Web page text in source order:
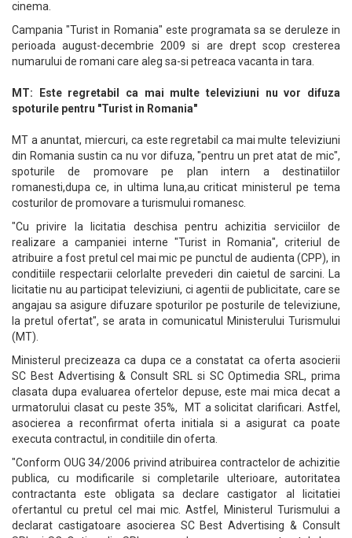
cinema.
Campania "Turist in Romania" este programata sa se deruleze in
perioada august-decembrie 2009 si are drept scop cresterea
numarului de romani care aleg sa-si petreaca vacanta in tara.
MT: Este regretabil ca mai multe televiziuni nu vor difuza
spoturile pentru "Turist in Romania"
MT a anuntat, miercuri, ca este regretabil ca mai multe televiziuni
din Romania sustin ca nu vor difuza, "pentru un pret atat de mic",
spoturile de promovare pe plan intern a destinatiilor
romanesti,dupa ce, in ultima luna,au criticat ministerul pe tema
costurilor de promovare a turismului romanesc.
"Cu privire la licitatia deschisa pentru achizitia serviciilor de
realizare a campaniei interne "Turist in Romania", criteriul de
atribuire a fost pretul cel mai mic pe punctul de audienta (CPP), in
conditiile respectarii celorlalte prevederi din caietul de sarcini. La
licitatie nu au participat televiziuni, ci agentii de publicitate, care se
angajau sa asigure difuzare spoturilor pe posturile de televiziune,
la pretul ofertat", se arata in comunicatul Ministerului Turismului
(MT).
Ministerul precizeaza ca dupa ce a constatat ca oferta asocierii
SC Best Advertising & Consult SRL si SC Optimedia SRL, prima
clasata dupa evaluarea ofertelor depuse, este mai mica decat a
urmatorului clasat cu peste 35%, MT a solicitat clarificari. Astfel,
asocierea a reconfirmat oferta initiala si a asigurat ca poate
executa contractul, in conditiile din oferta.
"Conform OUG 34/2006 privind atribuirea contractelor de achizitie
publica, cu modificarile si completarile ulterioare, autoritatea
contractanta este obligata sa declare castigator al licitatiei
ofertantul cu pretul cel mai mic. Astfel, Ministerul Turismului a
declarat castigatoare asocierea SC Best Advertising & Consult